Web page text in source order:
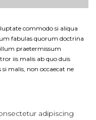
commodo si aliqua
fabulas quorum doctrina
praetermissum
iis malis ab quo duis
malis, non occaecat ne
adipiscing